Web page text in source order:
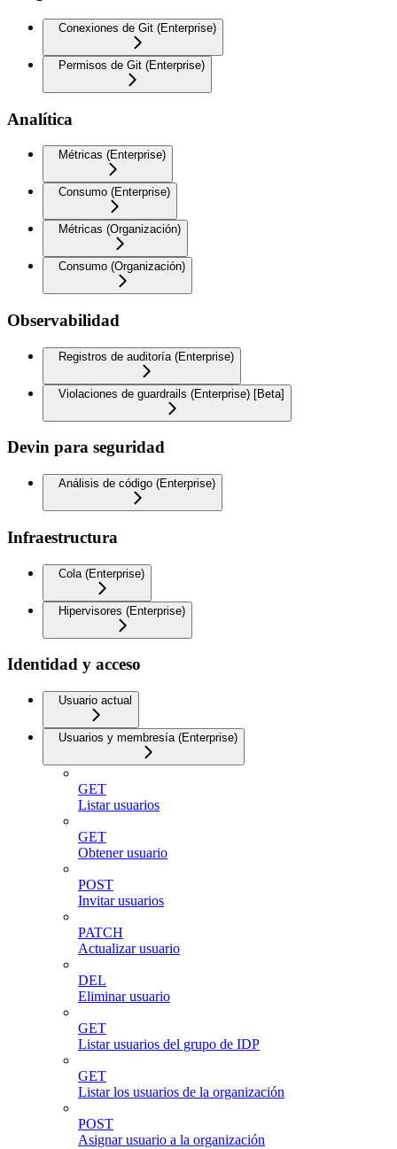
Conexiones de Git (Enterprise)
Permisos de Git (Enterprise)
Analítica
Métricas (Enterprise)
Consumo (Enterprise)
Métricas (Organización)
Consumo (Organización)
Observabilidad
Registros de auditoría (Enterprise)
Violaciones de guardrails (Enterprise) [Beta]
Devin para seguridad
Análisis de código (Enterprise)
Infraestructura
Cola (Enterprise)
Hipervisores (Enterprise)
Identidad y acceso
Usuario actual
Usuarios y membresía (Enterprise)
GET
Listar usuarios
GET
Obtener usuario
POST
Invitar usuarios
PATCH
Actualizar usuario
DEL
Eliminar usuario
GET
Listar usuarios del grupo de IDP
GET
Listar los usuarios de la organización
POST
Asignar usuario a la organización